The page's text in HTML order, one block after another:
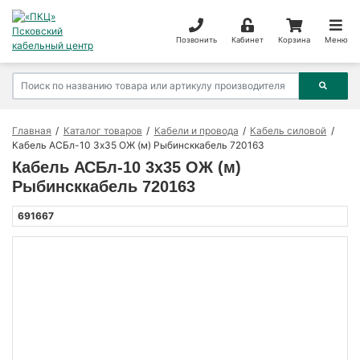
Позвонить Кабинет Корзина Меню
Главная Каталог товаров Кабели и провода
Кабель силовой
Кабель АСБл-10 3х35 ОЖ (м) Рыбинсккабель 720163
Кабель АСБл-10 3х35 ОЖ (м)
Рыбинсккабель 720163
691667